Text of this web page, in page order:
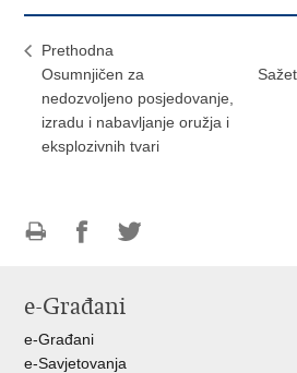
Prethodna
Osumnjičen za
nedozvoljeno posjedovanje,
izradu i nabavljanje oružja i
eksplozivnih tvari
FacebookuTwitteru
e-Građani
e-Građani
e-Savjetovanja